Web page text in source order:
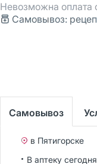
Невозможна оплата
Самовывоз:
Самовывоз
в Пятигорске
В аптеку